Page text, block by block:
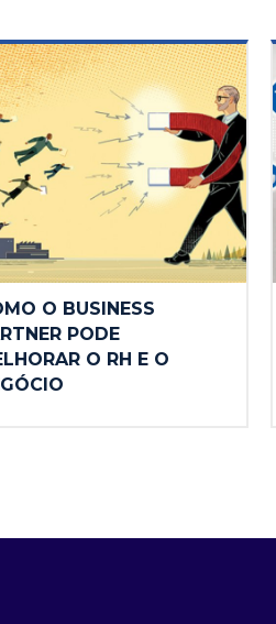
O BUSINESS
PODE
O RH E O